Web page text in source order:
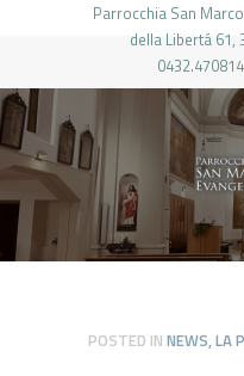
Parrocchia San
della Libertá 61,
PARROCCHIA
HOME
LA
IL PARROCO
LE ATTIVITÀ
PIERABECH
POSTED IN NEWS,LA